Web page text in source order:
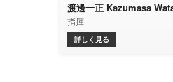
渡邊一正 Kazumasa
指揮
詳しく見る